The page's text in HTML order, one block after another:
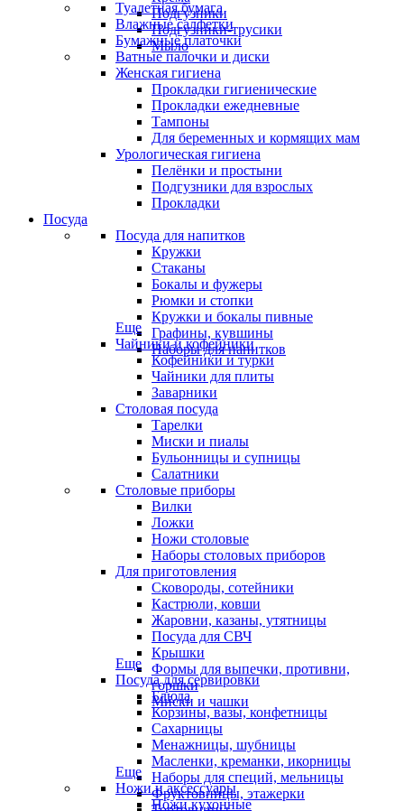
Подгузники
Подгузники-трусики
Мыло
Туалетная бумага
Влажные салфетки
Бумажные платочки
Ватные палочки и диски
Женская гигиена
Прокладки гигиенические
Прокладки ежедневные
Тампоны
Для беременных и кормящих мам
Урологическая гигиена
Пелёнки и простыни
Подгузники для взрослых
Прокладки
Посуда
Посуда для напитков
Кружки
Стаканы
Бокалы и фужеры
Рюмки и стопки
Кружки и бокалы пивные
Графины, кувшины
Наборы для напитков
Еще
Чайники и кофейники
Кофейники и турки
Чайники для плиты
Заварники
Столовая посуда
Тарелки
Миски и пиалы
Бульонницы и супницы
Салатники
Столовые приборы
Вилки
Ложки
Ножи столовые
Наборы столовых приборов
Для приготовления
Сковороды, сотейники
Кастрюли, ковши
Жаровни, казаны, утятницы
Посуда для СВЧ
Крышки
Формы для выпечки, противни,
горшки
Миски и чашки
Еще
Посуда для сервировки
Блюда
Корзины, вазы, конфетницы
Сахарницы
Менажницы, шубницы
Масленки, креманки, икорницы
Наборы для специй, мельницы
Фруктовницы, этажерки
Еще
Ножи и аксессуары
Ножи кухонные